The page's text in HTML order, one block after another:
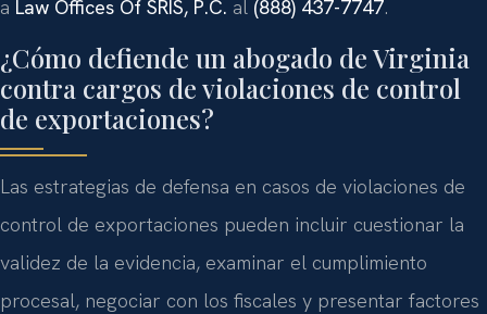
a Law Offices Of SRIS, P.C. al (888) 437-7747.
¿Cómo defiende un abogado de Virginia
contra cargos de violaciones de control
de exportaciones?
Las estrategias de defensa en casos de violaciones de
control de exportaciones pueden incluir cuestionar la
validez de la evidencia, examinar el cumplimiento
procesal, negociar con los fiscales y presentar factores